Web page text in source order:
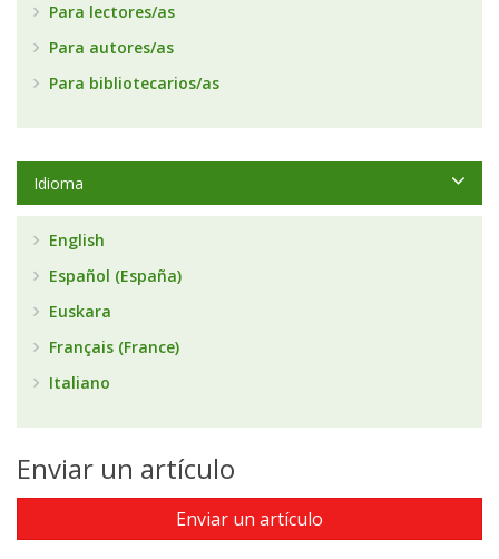
Para lectores/as
Para autores/as
Para bibliotecarios/as
Idioma
English
Español (España)
Euskara
Français (France)
Italiano
Enviar un artículo
Enviar un artículo